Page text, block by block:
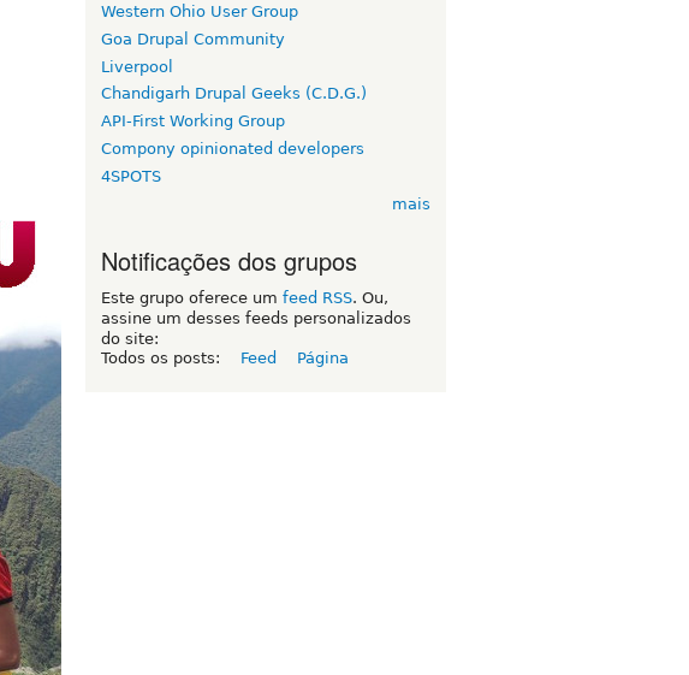
Western Ohio User Group
Goa Drupal Community
Liverpool
Chandigarh Drupal Geeks (C.D.G.)
API-First Working Group
Compony opinionated developers
4SPOTS
mais
Notificações dos grupos
Este grupo oferece um feed RSS. Ou,
assine um desses feeds personalizados
do site:
Todos os posts:
Feed Página